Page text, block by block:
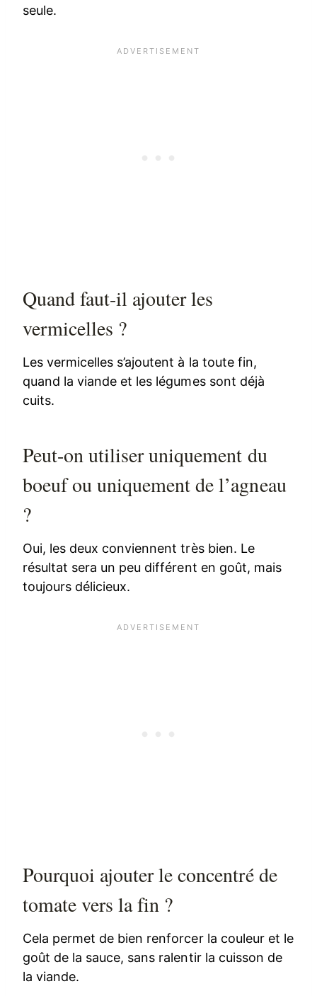
seule.
Quand faut-il ajouter les
vermicelles ?
Les vermicelles s’ajoutent à la toute fin,
quand la viande et les légumes sont déjà
cuits.
Peut-on utiliser uniquement du
boeuf ou uniquement de l’agneau
?
Oui, les deux conviennent très bien. Le
résultat sera un peu différent en goût, mais
toujours délicieux.
Pourquoi ajouter le concentré de
tomate vers la fin ?
Cela permet de bien renforcer la couleur et le
goût de la sauce, sans ralentir la cuisson de
la viande.